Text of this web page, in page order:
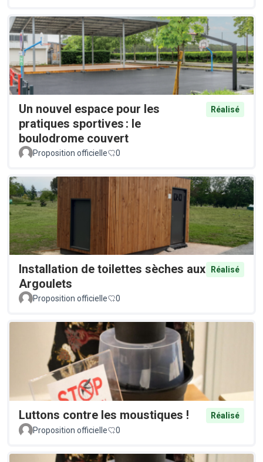
Un nouvel espace pour les
pratiques sportives : le
boulodrome couvert
Réalisé
Proposition officielle 0
Installation de toilettes sèches aux
Argoulets
Réalisé
Proposition officielle 0
Luttons contre les moustiques !
Réalisé
Proposition officielle
0